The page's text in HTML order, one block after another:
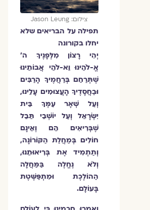
צילום: Jason Leung
תפילה על הבריאים שלא
יחלו בקורונה
יְהִי רָצוֹן מִלְּפָנֶיךָ ה'
אֱ-לֹהֵינוּ וֵא-לֹהֵי אֲבוֹתֵינוּ
שֶׁתְּרַחֵם בְּרַחֲמֶיךָ הָרַבִּים
וּבַחֲסָדֶיךָ הָעֲצוּמִים עָלֵינוּ,
וְעַל שְׁאָר עַמְּךָ בֵּית
יִשְׂרָאֵל וְעַל יוֹשְׁבֵי תֵּבֵל
שֶׁבְּרִיאִים הֵם וְאֵינָם
חוֹלִים בְּמַחֲלַת הַקּוֹרוֹנָה,
וְתַתְמִיד אֶת בְּרִיאוּתֵנוּ,
וְלֹא נֶחֱלֶה בַּמַּחֲלָה
הַהוֹלֶכֶת וּמִתְפַּשֶּׁטֶת
בָּעוֹלָם.